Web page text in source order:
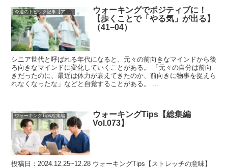
今週のトピック記事【アーカイブ】
ウォーキングでポジティブに！
【歩くことで「やる気」が出る】
（41−04）
シニア世代と呼ばれる年代になると、元々の前向きなマインドから後
ろ向きなマインドに変化していくことがある。 「元々の自分は前向
きだったのに、最近は体力が衰えてきたのか、前向きに物事を捉えら
れなくなったな」などと自覚することがある。 ...
ウォーキングTips総集編
ウォーキングTips【総集編
Vol.073】
投稿日：2024.12.25~12.28 ウォーキングTips【ストレッチの意味】